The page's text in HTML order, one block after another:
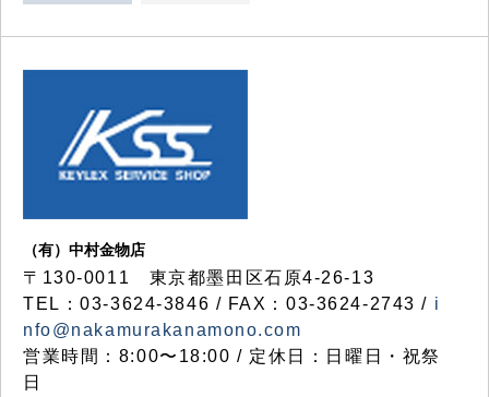
（有）中村金物店
〒130-0011 東京都墨田区石原4-26-13
TEL：03-3624-3846 / FAX：03-3624-2743 / i
nfo@nakamurakanamono.com
営業時間：8:00〜18:00 / 定休日：日曜日・祝祭
日